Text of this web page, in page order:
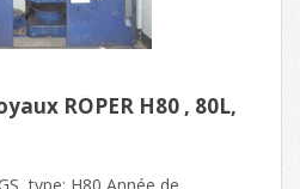
RÖPER H80 , 80L,
type: H80 Année de